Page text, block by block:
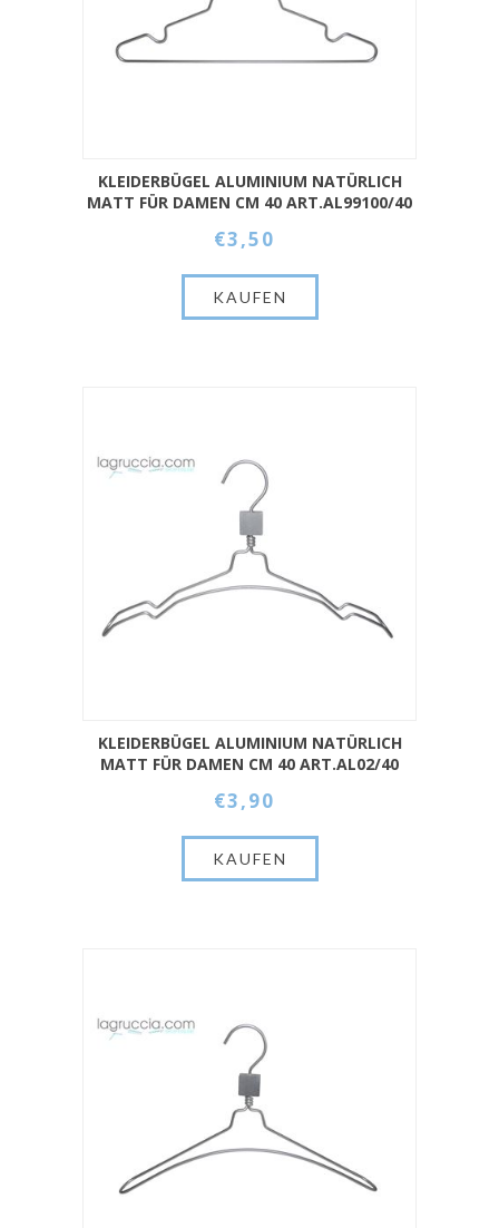
KLEIDERBÜGEL ALUMINIUM NATÜRLICH
MATT FÜR DAMEN CM 40 ART.AL99100/40
€3,50
KLEIDERBÜGEL ALUMINIUM NATÜRLICH
MATT FÜR DAMEN CM 40 ART.AL02/40
€3,90